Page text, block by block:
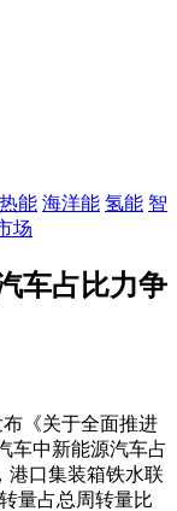
能 海洋能 氢能 智
场
车占比力争
《关于全面推进
车中新能源汽车占
港口集装箱铁水联
量占总周转量比